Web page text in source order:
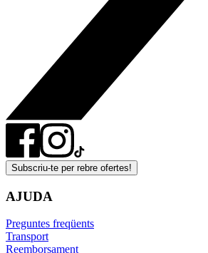
Subscriu-te per rebre ofertes!
AJUDA
Preguntes freqüents
Transport
Reemborsament